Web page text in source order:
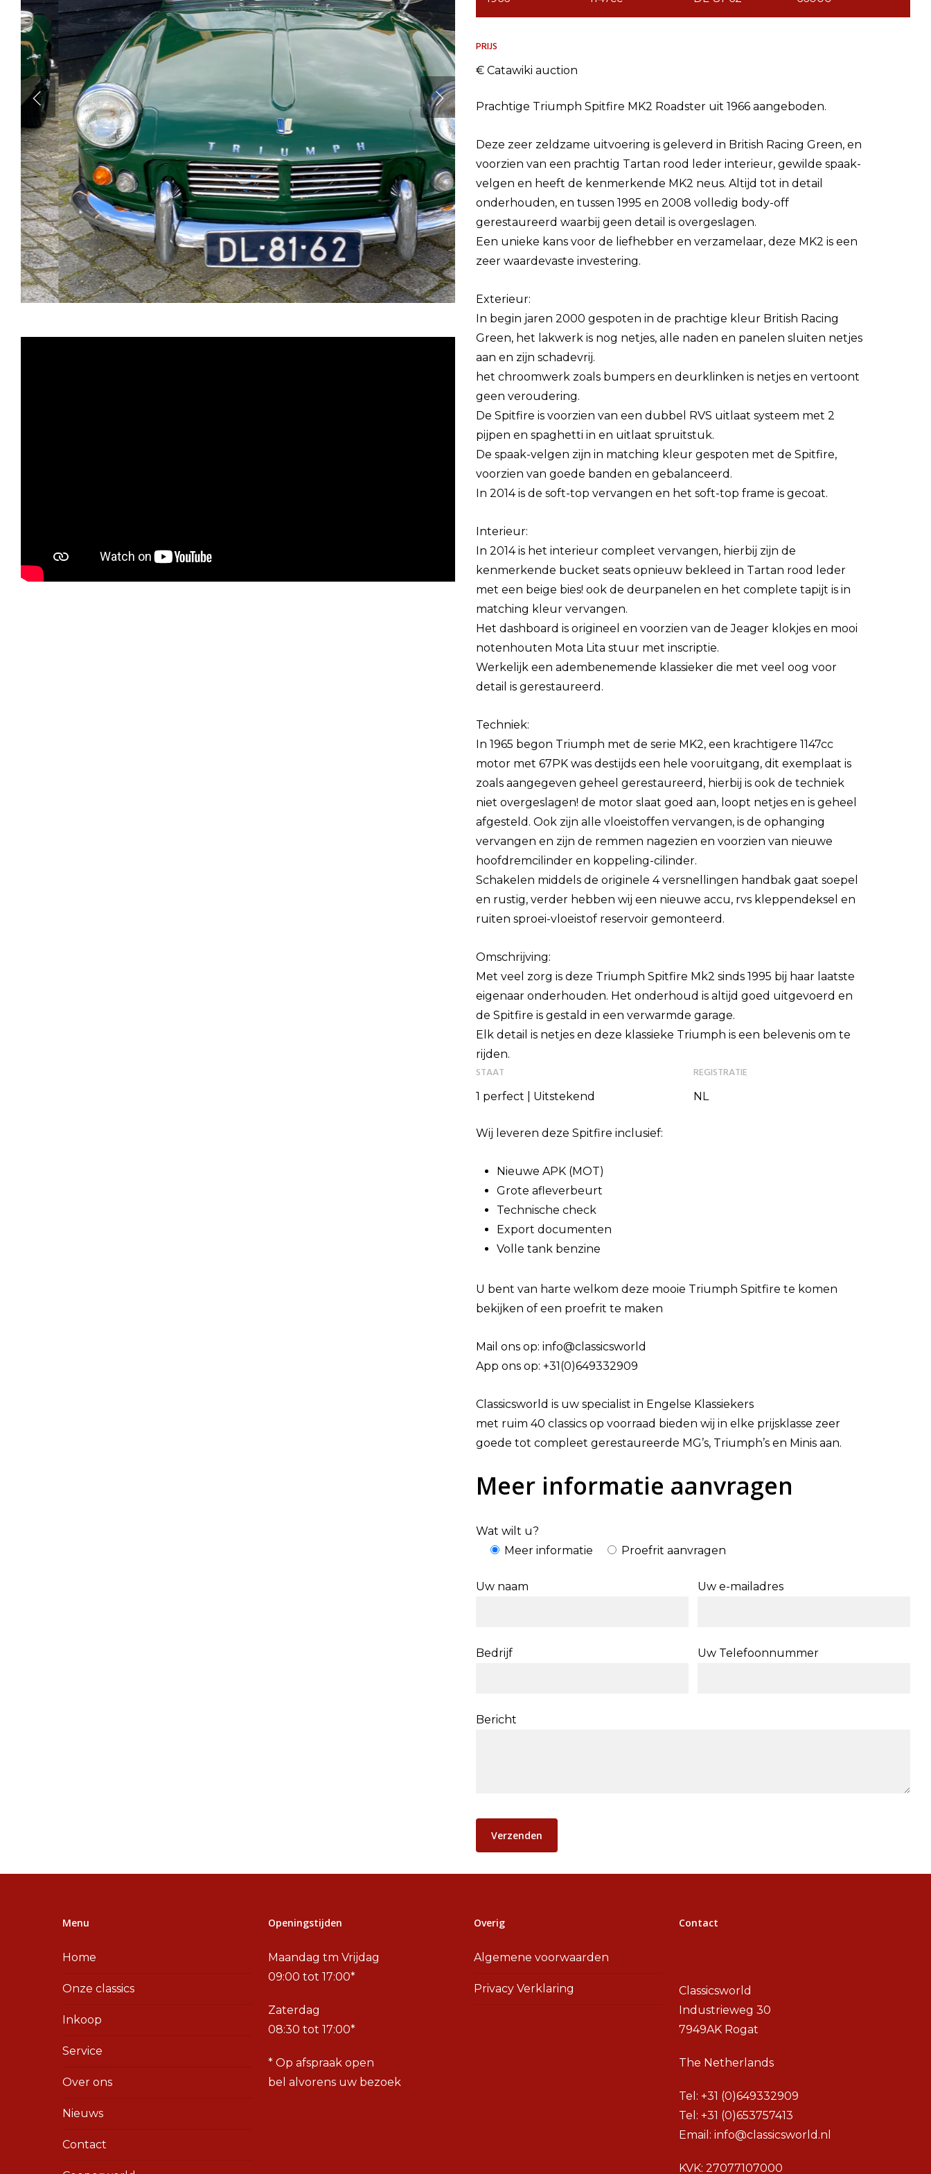
PRIJS
€ Catawiki auction
Prachtige Triumph Spitfire MK2 Roadster uit 1966 aangeboden.
Deze zeer zeldzame uitvoering is geleverd in British Racing Green, en
voorzien van een prachtig Tartan rood leder interieur, gewilde spaak-
velgen en heeft de kenmerkende MK2 neus. Altijd tot in detail
onderhouden, en tussen 1995 en 2008 volledig body-off
gerestaureerd waarbij geen detail is overgeslagen.
Een unieke kans voor de liefhebber en verzamelaar, deze MK2 is een
zeer waardevaste investering.
Exterieur:
In begin jaren 2000 gespoten in de prachtige kleur British Racing
Green, het lakwerk is nog netjes, alle naden en panelen sluiten netjes
aan en zijn schadevrij.
het chroomwerk zoals bumpers en deurklinken is netjes en vertoont
geen veroudering.
De Spitfire is voorzien van een dubbel RVS uitlaat systeem met 2
pijpen en spaghetti in en uitlaat spruitstuk.
De spaak-velgen zijn in matching kleur gespoten met de Spitfire,
voorzien van goede banden en gebalanceerd.
In 2014 is de soft-top vervangen en het soft-top frame is gecoat.
Interieur:
In 2014 is het interieur compleet vervangen, hierbij zijn de
kenmerkende bucket seats opnieuw bekleed in Tartan rood leder
met een beige bies! ook de deurpanelen en het complete tapijt is in
matching kleur vervangen.
Het dashboard is origineel en voorzien van de Jeager klokjes en mooi
notenhouten Mota Lita stuur met inscriptie.
Werkelijk een adembenemende klassieker die met veel oog voor
detail is gerestaureerd.
Techniek:
In 1965 begon Triumph met de serie MK2, een krachtigere 1147cc
motor met 67PK was destijds een hele vooruitgang, dit exemplaat is
zoals aangegeven geheel gerestaureerd, hierbij is ook de techniek
niet overgeslagen! de motor slaat goed aan, loopt netjes en is geheel
afgesteld. Ook zijn alle vloeistoffen vervangen, is de ophanging
vervangen en zijn de remmen nagezien en voorzien van nieuwe
hoofdremcilinder en koppeling-cilinder.
Schakelen middels de originele 4 versnellingen handbak gaat soepel
en rustig, verder hebben wij een nieuwe accu, rvs kleppendeksel en
ruiten sproei-vloeistof reservoir gemonteerd.
Omschrijving:
Met veel zorg is deze Triumph Spitfire Mk2 sinds 1995 bij haar laatste
eigenaar onderhouden. Het onderhoud is altijd goed uitgevoerd en
de Spitfire is gestald in een verwarmde garage.
Elk detail is netjes en deze klassieke Triumph is een belevenis om te
rijden.
STAAT
1 perfect | Uitstekend
REGISTRATIE
NL
Wij leveren deze Spitfire inclusief:
Nieuwe APK (MOT)
Grote afleverbeurt
Technische check
Export documenten
Volle tank benzine
U bent van harte welkom deze mooie Triumph Spitfire te komen
bekijken of een proefrit te maken
Mail ons op: info@classicsworld
App ons op: +31(0)649332909
Classicsworld is uw specialist in Engelse Klassiekers
met ruim 40 classics op voorraad bieden wij in elke prijsklasse zeer
goede tot compleet gerestaureerde MG’s, Triumph’s en Minis aan.
Meer informatie aanvragen
Wat wilt u?
Meer informatie
Proefrit aanvragen
Uw naam Uw e-mailadres
Bedrijf Uw Telefoonnummer
Bericht
Menu
Home
Onze classics
Inkoop
Service
Over ons
Nieuws
Contact
Openingstijden
Maandag tm Vrijdag
09:00 tot 17:00*
Zaterdag
08:30 tot 17:00*
* Op afspraak open
bel alvorens uw bezoek
Overig
Algemene voorwaarden
Privacy Verklaring
Contact
Classicsworld
Industrieweg 30
7949AK Rogat
The Netherlands
Tel:+31 (0)649332909
Tel:+31 (0)653757413
Email:info@classicsworld.nl
KVK: 27077107000